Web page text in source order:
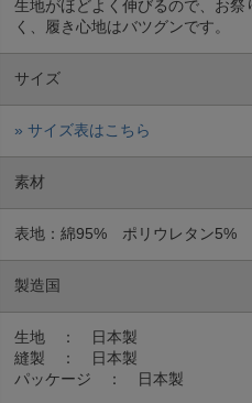
生地がほどよく伸びるので、お
く、履き心地はバツグンです。
サイズ
» サイズ表はこちら
素材
表地：綿95% ポリウレタン5%
製造国
生地 ： 日本製
縫製 ： 日本製
パッケージ ： 日本製